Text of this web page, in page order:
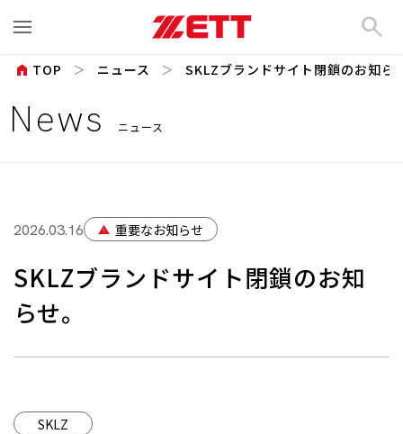
search
News ニュース
home TOP ニュース SKLZブランドサイト閉鎖のお知ら
2026.03.16 warning 重要なお知らせ
SKLZブランドサイト閉鎖のお知
らせ。
SKLZ